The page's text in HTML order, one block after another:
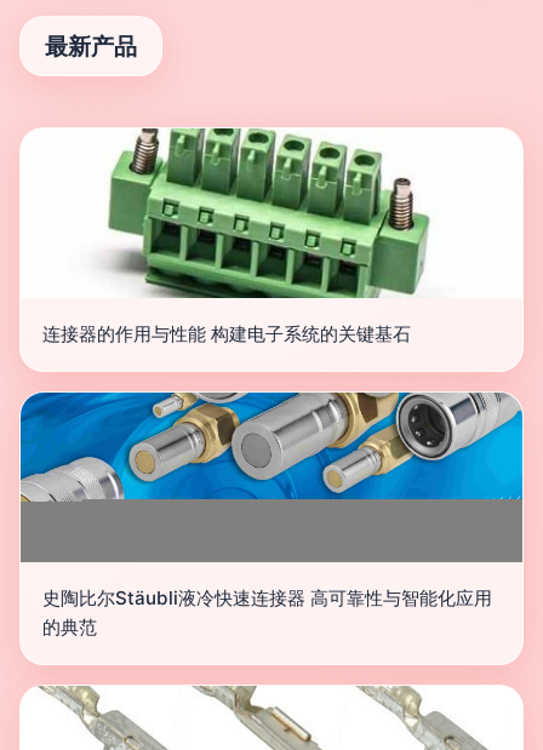
最新产品
连接器的作用与性能 构建电子系统的关键基石
史陶比尔Stäubli液冷快速连接器 高可靠性与智能化应用
的典范